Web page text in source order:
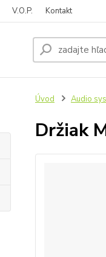
V.O.P. Kontakt
Úvod Audio
Držiak